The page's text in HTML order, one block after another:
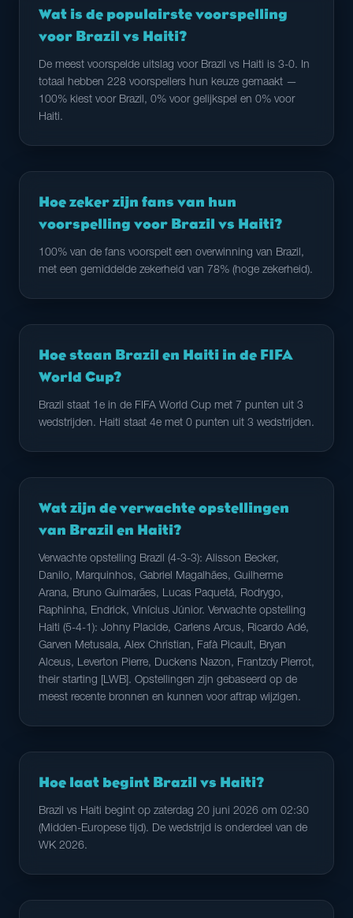
Wat is de populairste voorspelling
voor Brazil vs Haiti?
De meest voorspelde uitslag voor Brazil vs Haiti is 3-0. In
totaal hebben 228 voorspellers hun keuze gemaakt —
100% kiest voor Brazil, 0% voor gelijkspel en 0% voor
Haiti.
Hoe zeker zijn fans van hun
voorspelling voor Brazil vs Haiti?
100% van de fans voorspelt een overwinning van Brazil,
met een gemiddelde zekerheid van 78% (hoge zekerheid).
Hoe staan Brazil en Haiti in de FIFA
World Cup?
Brazil staat 1e in de FIFA World Cup met 7 punten uit 3
wedstrijden. Haiti staat 4e met 0 punten uit 3 wedstrijden.
Wat zijn de verwachte opstellingen
van Brazil en Haiti?
Verwachte opstelling Brazil (4-3-3): Alisson Becker,
Danilo, Marquinhos, Gabriel Magalhães, Guilherme
Arana, Bruno Guimarães, Lucas Paquetá, Rodrygo,
Raphinha, Endrick, Vinícius Júnior. Verwachte opstelling
Haiti (5-4-1): Johny Placide, Carlens Arcus, Ricardo Adé,
Garven Metusala, Alex Christian, Fafà Picault, Bryan
Alceus, Leverton Pierre, Duckens Nazon, Frantzdy Pierrot,
their starting [LWB]. Opstellingen zijn gebaseerd op de
meest recente bronnen en kunnen voor aftrap wijzigen.
Hoe laat begint Brazil vs Haiti?
Brazil vs Haiti begint op zaterdag 20 juni 2026 om 02:30
(Midden-Europese tijd). De wedstrijd is onderdeel van de
WK 2026.